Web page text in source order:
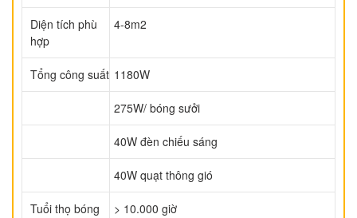
Diện tích phù
hợp
4-8m2
Tổng công suất 1180W
275W/ bóng sưởi
40W đèn chiếu sáng
40W quạt thông gió
Tuổi thọ bóng > 10.000 giờ